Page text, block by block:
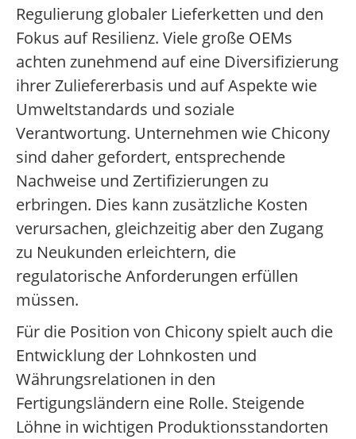
Regulierung globaler Lieferketten und den
Fokus auf Resilienz. Viele große OEMs
achten zunehmend auf eine Diversifizierung
ihrer Zuliefererbasis und auf Aspekte wie
Umweltstandards und soziale
Verantwortung. Unternehmen wie Chicony
sind daher gefordert, entsprechende
Nachweise und Zertifizierungen zu
erbringen. Dies kann zusätzliche Kosten
verursachen, gleichzeitig aber den Zugang
zu Neukunden erleichtern, die
regulatorische Anforderungen erfüllen
müssen.
Für die Position von Chicony spielt auch die
Entwicklung der Lohnkosten und
Währungsrelationen in den
Fertigungsländern eine Rolle. Steigende
Löhne in wichtigen Produktionsstandorten